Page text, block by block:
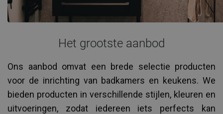
Het grootste aanbod
Ons aanbod omvat een brede selectie producten
voor de inrichting van badkamers en keukens. We
bieden producten in verschillende stijlen, kleuren en
uitvoeringen, zodat iedereen iets perfects kan